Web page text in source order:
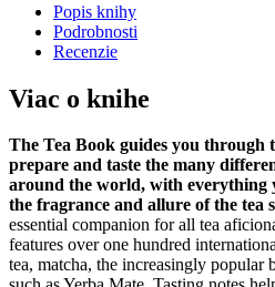
Popis knihy
Podrobnosti
Recenzie
Viac o knihe
The Tea Book guides you through
prepare and taste the many
around the world, with everything
the fragrance and allure of the tea
essential companion for all tea
features over one hundred
tea, matcha, the increasingly popular